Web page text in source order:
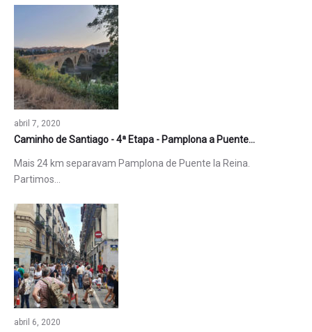
abril 7, 2020
Caminho de Santiago - 4ª Etapa - Pamplona a Puente…
Mais 24 km separavam Pamplona de Puente la Reina.
Partimos…
abril 6, 2020